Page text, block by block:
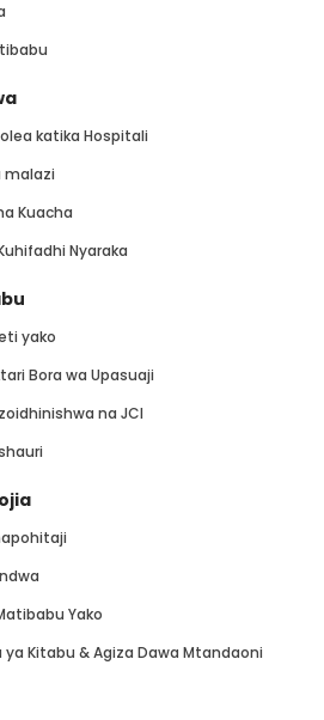
katika Hospitali
malazi
Kuacha
Nyaraka
yako
Bora wa Upasuaji
na JCI
Yako
Kitabu & Agiza Dawa Mtandaoni